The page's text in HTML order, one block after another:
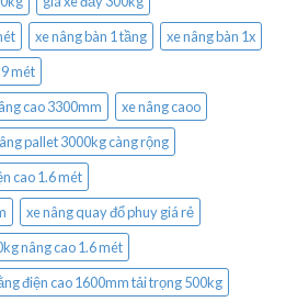
xe nâng bàn 1 tầng
xe nâng bàn 1x
mét
cao 3300mm
xe nâng caoo
pallet 3000kg càng rộng
cao 1.6 mét
xe nâng quay đổ phuy giá rẻ
nâng cao 1.6 mét
điện cao 1600mm tải trọng 500kg